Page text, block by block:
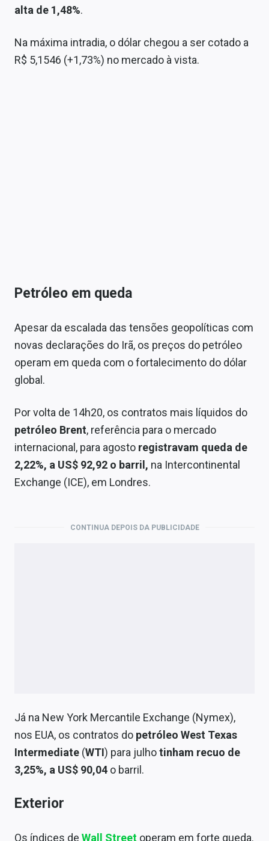
alta de 1,48%.
Na máxima intradia, o dólar chegou a ser cotado a
R$ 5,1546 (+1,73%) no mercado à vista.
Petróleo em queda
Apesar da escalada das tensões geopolíticas com
novas declarações do Irã, os preços do petróleo
operam em queda com o fortalecimento do dólar
global.
Por volta de 14h20, os contratos mais líquidos do
petróleo Brent, referência para o mercado
internacional, para agosto registravam queda de
2,22%, a US$ 92,92 o barril, na Intercontinental
Exchange (ICE), em Londres.
CONTINUA DEPOIS DA PUBLICIDADE
Já na New York Mercantile Exchange (Nymex),
nos EUA, os contratos do petróleo West Texas
Intermediate (WTI) para julhotinham recuo de
3,25%, a US$ 90,04 o barril.
Exterior
Os índices de Wall Street operam em forte queda.